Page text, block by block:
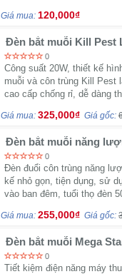
cần cắm vào ổ điện.
Giá mua: 120,000₫
Đèn bắt muỗi Kill Pest
0
Công suất 20W, thiết kế
muỗi và côn trùng Kill Pest
cao cấp chống rỉ, dễ dàng
Giá mua: 325,000₫ Giá gốc:
Đèn bắt muỗi năng
BB01
0
Đèn đuổi côn trùng năng
kế nhỏ gọn, tiện dụng, sử
vào ban đêm, tuổi thọ đèn
Giá mua: 255,000₫ Giá gốc:
Đèn bắt muỗi Mega
Hàng Thái ]
0
Tiết kiệm điện năng máy